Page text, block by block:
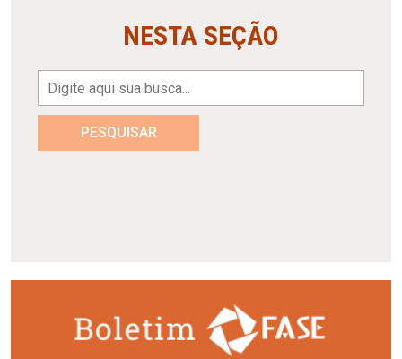
NESTA SEÇÃO
PESQUISAR